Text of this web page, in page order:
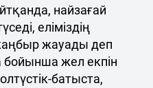
найзағай
еліміздің
жауады деп
бойынша жел екпін
батыста,